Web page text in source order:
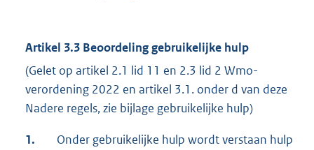
Artikel 3.3 Beoordeling gebruikelijke hulp
(Gelet op artikel 2.1 lid 11 en 2.3 lid 2 Wmo-
verordening 2022 en artikel 3.1. onder d van deze
Nadere regels, zie bijlage gebruikelijke hulp)
1.
Onder gebruikelijke hulp wordt verstaan hulp